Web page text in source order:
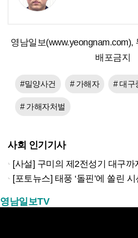
영남일보(www.yeongnam.com),
배포금지
#밀양사건 # 가해자 # 대구
# 가해자처벌
사회 인기기사
[사설] 구미의 제2전성기 대구
[포토뉴스] 태풍 ‘돌핀’에 쏠린 시
영남일보TV